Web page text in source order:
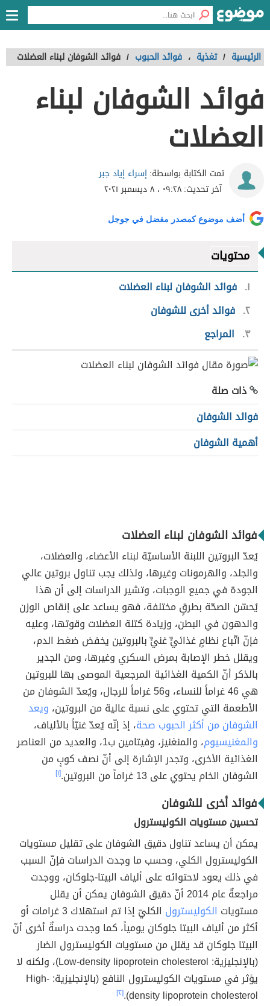
الرئيسية / تغذية ، فوائد الحبوب / فوائد الشوفان لبناء العضلات
فوائد الشوفان لبناء
العضلات
تمت الكتابة بواسطة:إسراء إياد جبر
آخر تحديث:٠٩:٢٨ ، ٨ ديسمبر ٢٠٢١
أضف موضوع كمصدر مفضل في جوجل
محتويات
١ فوائد الشوفان لبناء العضلات
٢ فوائد أخرى للشوفان
٣
المراجع
ذات صلة
فوائد الشوفان
أهمية الشوفان
فوائد الشوفان لبناء العضلات
يُعدّ البروتين اللبنة الأساسيّة لبناء الأعضاء، والعضلات،
والجلد، والهرمونات وغيرها، ولذلك يجب تناول بروتين عالي
الجودة في جميع الوجبات، وتشير الدراسات إلى أن هذا
يُحسّن الصحّة بطرقٍ مختلفة، فهو يساعد على إنقاص الوزن
والدهون في البطن، وزيادة كتلة العضلات وقوتها، وعليه
فإنّ اتّباع نظامٍ غذائيٍّ غنيٍّ بالبروتين يخفض ضغط الدم،
ويقلل خطر الإصابة بمرض السكري وغيرها، ومن الجدير
بالذكر أنّ الكمية الغذائية المرجعية الموصى بها للبروتين
هي 46 غراماً للنساء، و56 غراماً للرجال، ويُعدّ الشوفان من
الأطعمة التي تحتوي على نسبة عالية من البروتين، ويعد
الشوفان من أكثر الحبوب صحة، إذ إنّه يُعدّ غنيّاً بالألياف،
والمغنيسيوم
، والمنغنيز، وفيتامين ب1، والعديد من العناصر
الغذائية الأخرى، وتجدر الإشارة إلى أنّ نصف كوبٍ من
الشوفان الخام يحتوي على 13 غراماً من البروتين.
[١]
فوائد أخرى للشوفان
تحسين مستويات الكوليسترول
يمكن أن يساعد تناول دقيق الشوفان على تقليل مستويات
الكوليسترول الكلي، وحسب ما وجدت الدراسات فإنّ السبب
في ذلك يعود لاحتوائه على ألياف البيتا-جلوكان، ووجدت
مراجعةٌ عام 2014 أنّ دقيق الشوفان يمكن أن يقلل
مستويات الكوليسترول
الكليّ إذا تم استهلاك 3 غرامات أو
أكثر من ألياف البيتا جلوكان يومياً، كما وجدت دراسةٌ أخرى أنّ
البيتا جلوكان قد يقلل من مستويات الكوليسترول الضار
(بالإنجليزية: Low-density lipoprotein cholesterol)، ولكنه لا
يؤثر في مستويات الكوليسترول النافع (بالإنجليزية: High-
density lipoprotein cholesterol). [٢]